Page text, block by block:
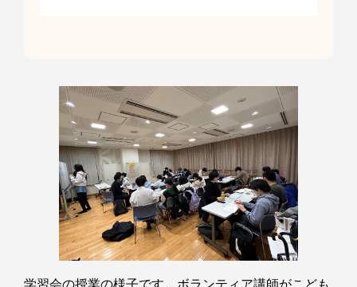
学習会の授業の様子です。ボランティア講師がこども